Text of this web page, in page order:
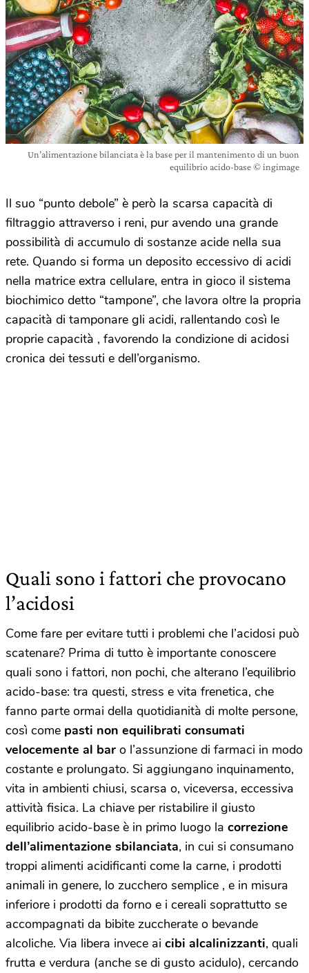
Un’alimentazione bilanciata è la base per il mantenimento di un buon
equilibrio acido-base © ingimage
Il suo “punto debole” è però la scarsa capacità di
filtraggio attraverso i reni, pur avendo una grande
possibilità di accumulo di sostanze acide nella sua
rete. Quando si forma un deposito eccessivo di acidi
nella matrice extra cellulare, entra in gioco il sistema
biochimico detto “tampone”, che lavora oltre la propria
capacità di tamponare gli acidi, rallentando così le
proprie capacità , favorendo la condizione di acidosi
cronica dei tessuti e dell’organismo.
Quali sono i fattori che provocano
l’acidosi
Come fare per evitare tutti i problemi che l’acidosi può
scatenare? Prima di tutto è importante conoscere
quali sono i fattori, non pochi, che alterano l’equilibrio
acido-base: tra questi, stress e vita frenetica, che
fanno parte ormai della quotidianità di molte persone,
così come pasti non equilibrati consumati
velocemente al bar o l’assunzione di farmaci in modo
costante e prolungato. Si aggiungano inquinamento,
vita in ambienti chiusi, scarsa o, viceversa, eccessiva
attività fisica. La chiave per ristabilire il giusto
equilibrio acido-base è in primo luogo la correzione
dell’alimentazione sbilanciata, in cui si consumano
troppi alimenti acidificanti come la carne, i prodotti
animali in genere, lo zucchero semplice , e in misura
inferiore i prodotti da forno e i cereali soprattutto se
accompagnati da bibite zuccherate o bevande
alcoliche. Via libera invece ai cibi alcalinizzanti, quali
frutta e verdura (anche se di gusto acidulo), cercando